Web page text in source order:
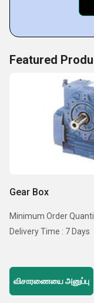
Featured
Gear Box
Minimum Order
Delivery Time : 7 Days
விசாரணையை அனுப்பு